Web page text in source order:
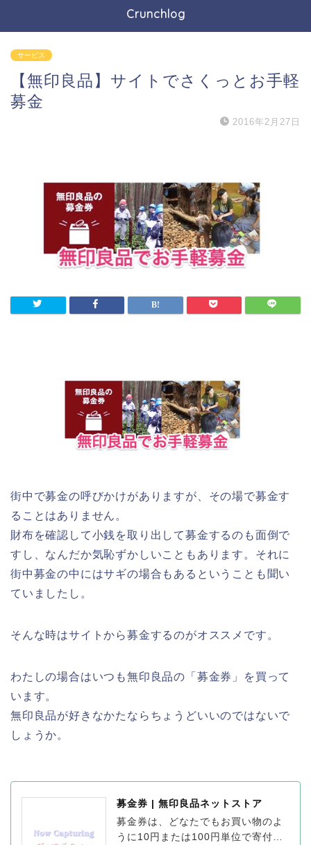
Crunchlog
サービス
【無印良品】サイトでさくっとお手軽
募金
2016年2月27日
街中で募金の呼びかけがありますが、その場で募金す
ることはありません。
財布を確認して小銭を取り出して募金するのも面倒で
すし、なんだか気恥ずかしいこともあります。それに
街中募金の中にはサギの場合もあるということも聞い
ていましたし。
そんな時はサイトから募金するのがオススメです。
わたしの場合はいつも無印良品の「募金券」を買って
います。
無印良品が好きなかたならちょうどいいのではないで
しょうか。
募金券 | 無印良品ネットストア
募金券は、どなたでもお買い物のよ
うに10円または100円単位で寄付が